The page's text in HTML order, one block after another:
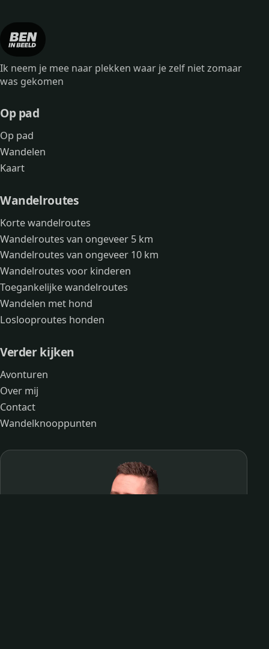
Ik neem je mee naar plekken waar je zelf niet zomaar
was gekomen
Op pad
Op pad
Wandelen
Kaart
Wandelroutes
Korte wandelroutes
Wandelroutes van ongeveer 5 km
Wandelroutes van ongeveer 10 km
Wandelroutes voor kinderen
Toegankelijke wandelroutes
Wandelen met hond
Loslooproutes honden
Verder kijken
Avonturen
Over mij
Contact
Wandelknooppunten